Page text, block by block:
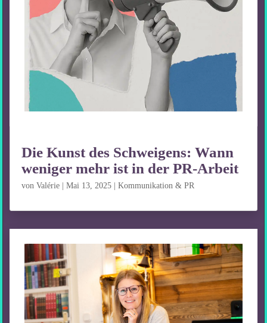
Die Kunst des Schweigens: Wann
weniger mehr ist in der PR-Arbeit
vonValérie |Mai 13, 2025 |Kommunikation & PR